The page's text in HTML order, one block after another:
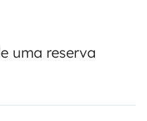
uma reserva